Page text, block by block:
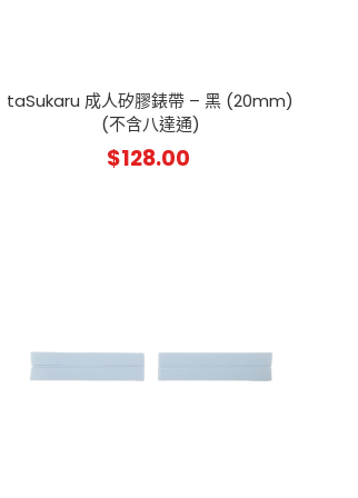
taSukaru 成人矽膠錶帶 – 黑 (20mm)
(不含八達通)
$128.00